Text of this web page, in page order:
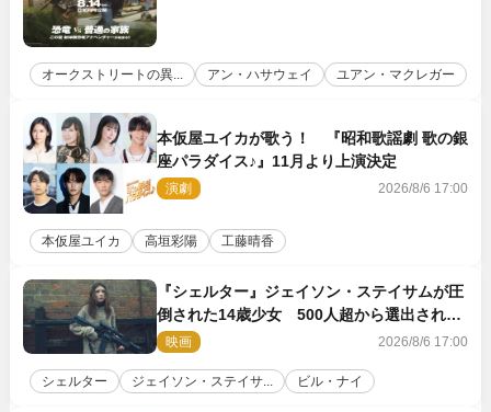
オークストリートの異... アン・ハサウェイ ユアン・マクレガー
本仮屋ユイカが歌う！ 『昭和歌謡劇 歌の銀
座パラダイス♪』11月より上演決定
演劇 2026/8/6 17:00
本仮屋ユイカ 高垣彩陽 工藤晴香
『シェルター』ジェイソン・ステイサムが圧
倒された14歳少女 500人超から選出された
新鋭ボディ・レイ・ブレスナックとは
映画 2026/8/6 17:00
シェルター ジェイソン・ステイサ... ビル・ナイ